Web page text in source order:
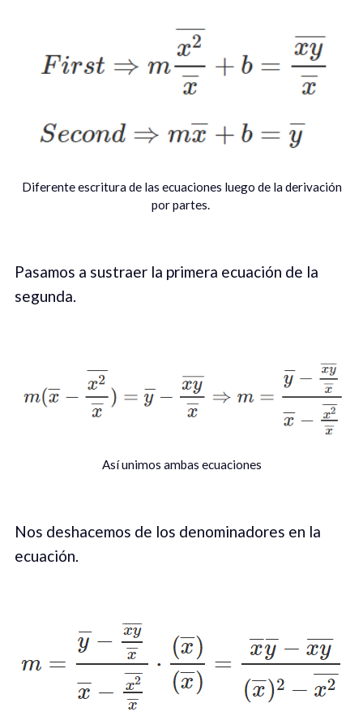
Diferente escritura de las ecuaciones luego de la derivación
por partes.
Pasamos a sustraer la primera ecuación de la
segunda.
Así unimos ambas ecuaciones
Nos deshacemos de los denominadores en la
ecuación.